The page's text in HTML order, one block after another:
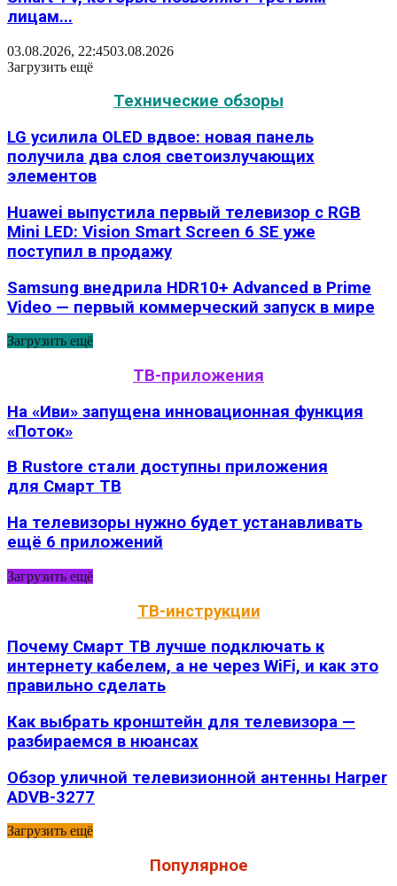
лицам...
03.08.2026, 22:4503.08.2026
Загрузить ещё
Технические обзоры
LG усилила OLED вдвое: новая панель
получила два слоя светоизлучающих
элементов
Huawei выпустила первый телевизор с RGB
Mini LED: Vision Smart Screen 6 SE уже
поступил в продажу
Samsung внедрила HDR10+ Advanced в Prime
Video — первый коммерческий запуск в мире
Загрузить ещё
ТВ-приложения
На «Иви» запущена инновационная функция
«Поток»
В Rustore стали доступны приложения
для Смарт ТВ
На телевизоры нужно будет устанавливать
ещё 6 приложений
Загрузить ещё
ТВ-инструкции
Почему Смарт ТВ лучше подключать к
интернету кабелем, а не через WiFi, и как это
правильно сделать
Как выбрать кронштейн для телевизора —
разбираемся в нюансах
Обзор уличной телевизионной антенны Harper
ADVB-3277
Загрузить ещё
Популярное